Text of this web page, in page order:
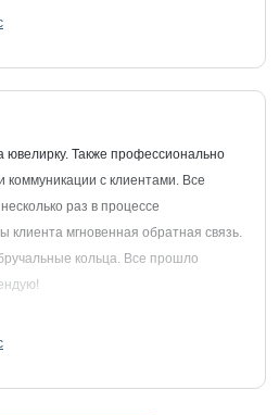
ювелирку. Также профессионально
с клиентами. Все
раз в процессе
клиента мгновенная обратная связь.
кольца. Все прошло